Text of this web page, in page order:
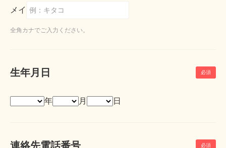
メイ
全角カナでご入力ください。
生年月日
年 月 日
連絡先電話番号